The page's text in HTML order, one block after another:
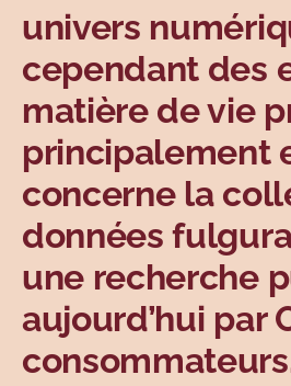
univers
cependant des
matière de vie
principalement
concerne la
données
une recherche
aujourd’hui par